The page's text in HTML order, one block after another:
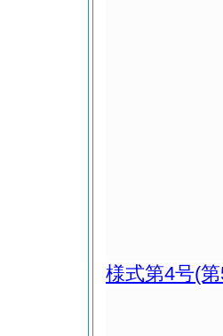
様式第4号(